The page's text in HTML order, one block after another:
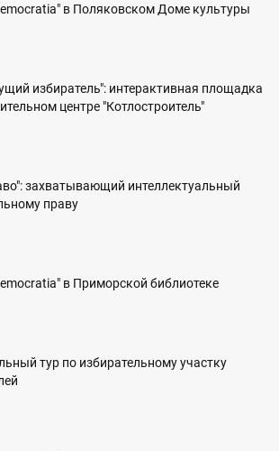
в Поляковском Доме культуры
избиратель": интерактивная площадка
центре "Котлостроитель"
захватывающий интеллектуальный
праву
в Приморской библиотеке
тур по избирательному участку